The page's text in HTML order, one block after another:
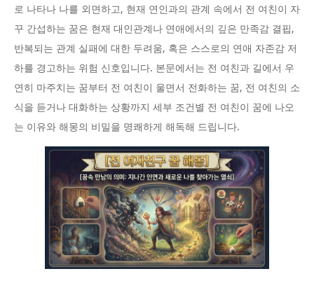
로 나타나 나를 외면하고, 현재 연인과의 관계 속에서 전 여친이 자
꾸 간섭하는 꿈은 현재 대인관계나 연애에서의 깊은 만족감 결핍,
반복되는 관계 실패에 대한 두려움, 혹은 스스로의 연애 자존감 저
하를 경고하는 위험 신호입니다. 본문에서는 전 여친과 길에서 우
연히 마주치는 꿈부터 전 여친이 울면서 전화하는 꿈, 전 여친의 소
식을 듣거나 대화하는 상황까지 세부 조건별 전 여친이 꿈에 나오
는 이유와 해몽의 비밀을 명쾌하게 해독해 드립니다.